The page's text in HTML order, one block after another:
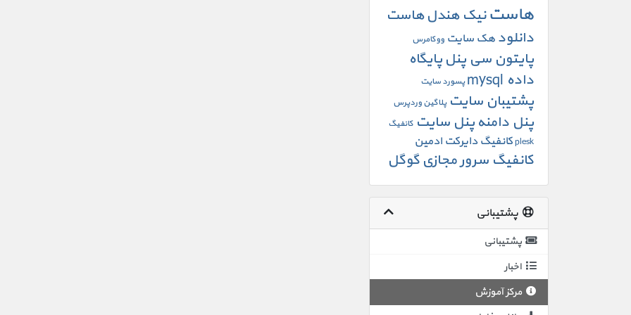
هاست نیک هندل هاست
دانلود هک سایت ووکامرس
پایتون سی پنل پایگاه
داده mysql
پسورد سایت
پشتیبان سایت پلاگین وردپرس
پنل دامنه پنل سایت کانفیگ
pleskکانفیگ دایرکت ادمین
کانفیگ سرور مجازی گوگل
پشتیبانی
پشتیبانی
اخبار
مرکز آموزش